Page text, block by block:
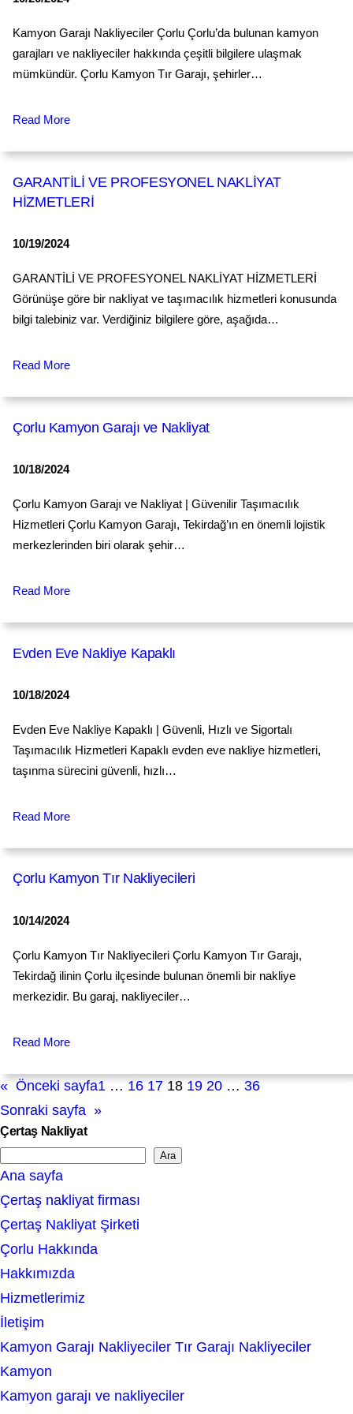
Kamyon Garajı Nakliyeciler Çorlu Çorlu’da bulunan kamyon
garajları ve nakliyeciler hakkında çeşitli bilgilere ulaşmak
mümkündür. Çorlu Kamyon Tır Garajı, şehirler…
Read More
GARANTİLİ VE PROFESYONEL NAKLİYAT
HİZMETLERİ
10/19/2024
GARANTİLİ VE PROFESYONEL NAKLİYAT HİZMETLERİ
Görünüşe göre bir nakliyat ve taşımacılık hizmetleri konusunda
bilgi talebiniz var. Verdiğiniz bilgilere göre, aşağıda…
Read More
Çorlu Kamyon Garajı ve Nakliyat
10/18/2024
Çorlu Kamyon Garajı ve Nakliyat | Güvenilir Taşımacılık
Hizmetleri Çorlu Kamyon Garajı, Tekirdağ’ın en önemli lojistik
merkezlerinden biri olarak şehir…
Read More
Evden Eve Nakliye Kapaklı
10/18/2024
Evden Eve Nakliye Kapaklı | Güvenli, Hızlı ve Sigortalı
Taşımacılık Hizmetleri Kapaklı evden eve nakliye hizmetleri,
taşınma sürecini güvenli, hızlı…
Read More
Çorlu Kamyon Tır Nakliyecileri
10/14/2024
Çorlu Kamyon Tır Nakliyecileri Çorlu Kamyon Tır Garajı,
Tekirdağ ilinin Çorlu ilçesinde bulunan önemli bir nakliye
merkezidir. Bu garaj, nakliyeciler…
Read More
« Önceki sayfa1 … 16 17 18 19 20 … 36
Sonraki sayfa »
Çertaş Nakliyat
e
a
r
c
h
Ara
Ana sayfa
Çertaş nakliyat firması
Çertaş Nakliyat Şirketi
Çorlu Hakkında
Hakkımızda
Hizmetlerimiz
İletişim
Kamyon Garajı Nakliyeciler Tır Garajı Nakliyeciler
Kamyon
Kamyon garajı ve nakliyeciler